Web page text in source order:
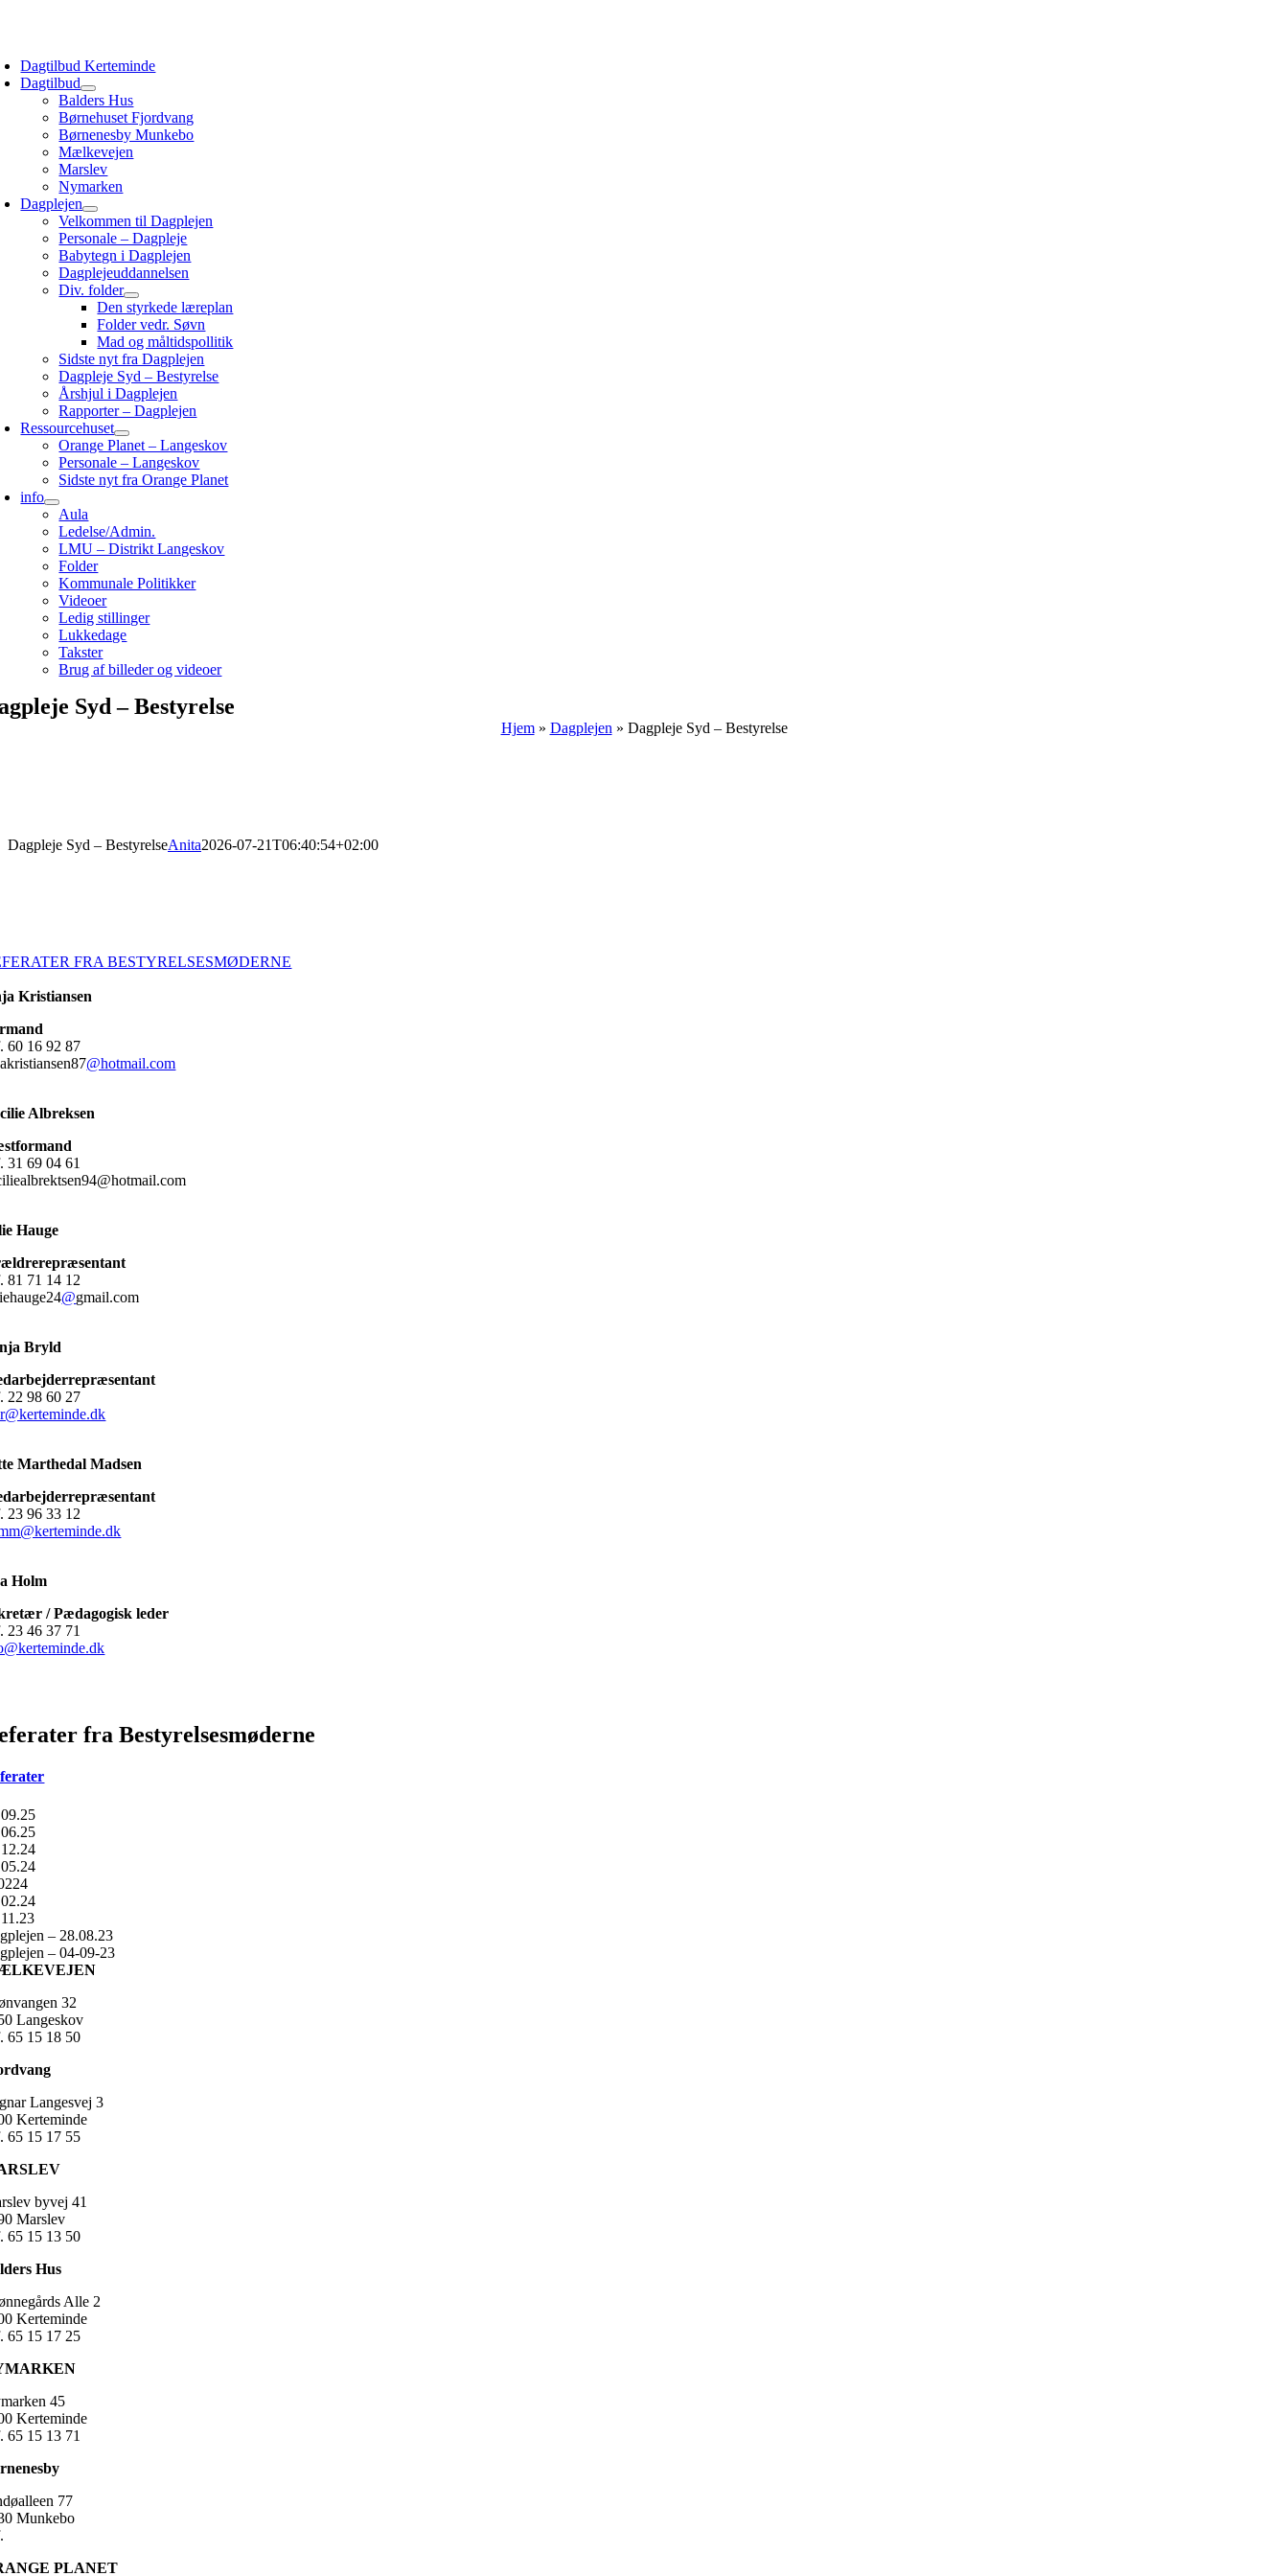
Dagtilbud Kerteminde
Dagtilbud
Balders Hus
Børnehuset Fjordvang
Børnenesby Munkebo
Mælkevejen
Marslev
Nymarken
Dagplejen
Velkommen til Dagplejen
Personale – Dagpleje
Babytegn i Dagplejen
Dagplejeuddannelsen
Div. folder
Den styrkede læreplan
Folder vedr. Søvn
Mad og måltidspollitik
Sidste nyt fra Dagplejen
Dagpleje Syd – Bestyrelse
Årshjul i Dagplejen
Rapporter – Dagplejen
Ressourcehuset
Orange Planet – Langeskov
Personale – Langeskov
Sidste nyt fra Orange Planet
info
Aula
Ledelse/Admin.
LMU – Distrikt Langeskov
Folder
Kommunale Politikker
Videoer
Ledig stillinger
Lukkedage
Takster
Brug af billeder og videoer
Syd – Bestyrelse
Hjem» Dagplejen » Dagpleje Syd – Bestyrelse
Dagpleje Syd – BestyrelseAnita2026-07-21T06:40:54+02:00
FRA BESTYRELSESMØDERNE
Kristiansen
60 16 92 87
@hotmail.com
Albreksen
31 69 04 61
Hauge
81 71 14 12
@gmail.com
Bryld
22 98 60 27
Marthedal Madsen
23 96 33 12
Holm
/ Pædagogisk leder
23 46 37 71
fra Bestyrelsesmøderne
– 28.08.23
– 04-09-23
32
Langeskov
65 15 18 50
Langesvej 3
Kerteminde
65 15 17 55
byvej 41
Marslev
65 15 13 50
Hus
Alle 2
Kerteminde
65 15 17 25
45
Kerteminde
65 15 13 71
77
Munkebo
PLANET